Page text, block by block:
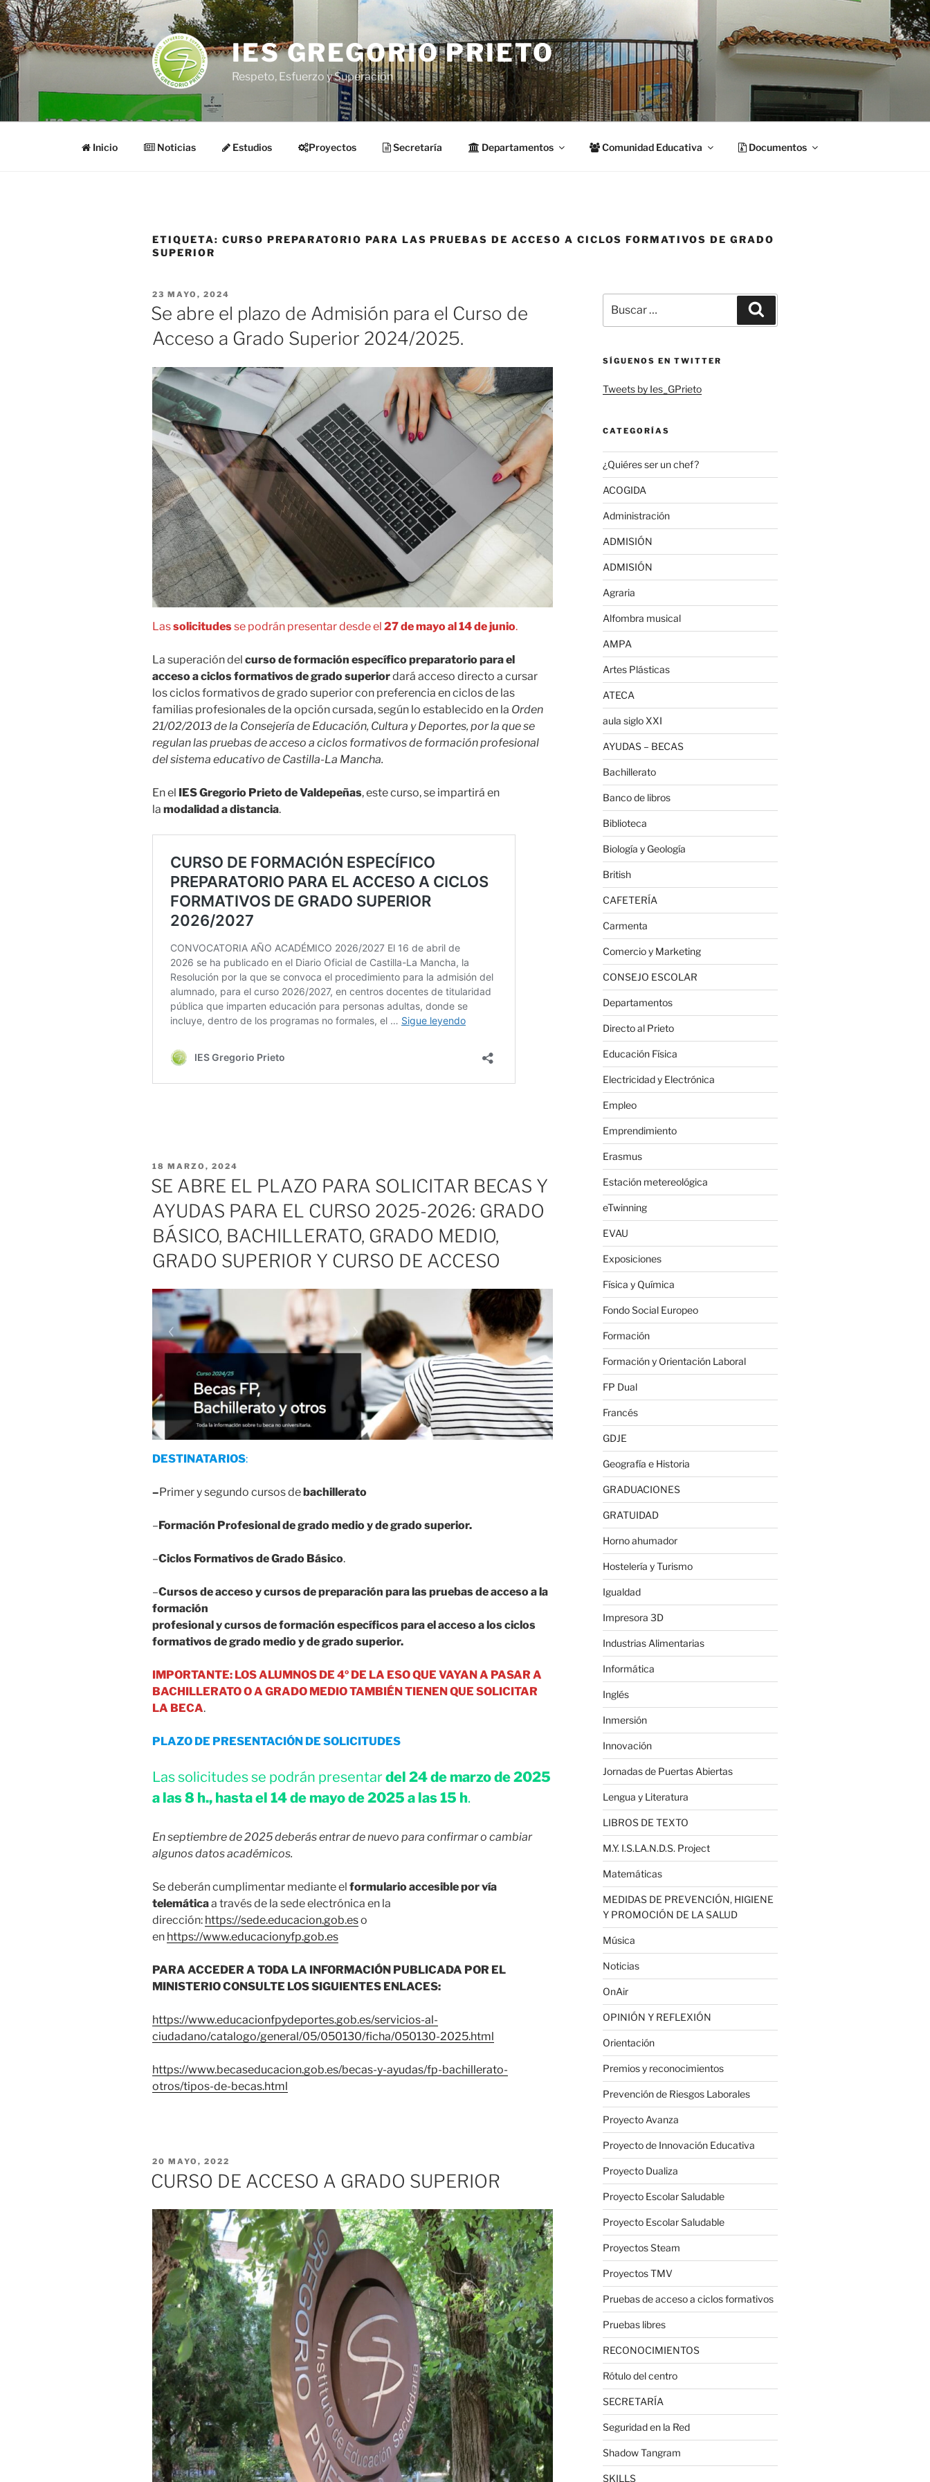
Saltar
al
contenido
IES GREGORIO PRIETO
Respeto, Esfuerzo y Superación
Inicio Noticias Estudios Proyectos Secretaría Departamentos Comunidad Educativa Documentos
ETIQUETA: CURSO PREPARATORIO PARA LAS PRUEBAS DE ACCESO A CICLOS FORMATIVOS DE GRADO
SUPERIOR
PUBLICADO
EL
23 MAYO, 2024
Se abre el plazo de Admisión para el Curso de
Acceso a Grado Superior 2024/2025.
Lassolicitudesse podrán presentar desde el 27 de mayo al 14 de junio.
La superación del curso de formación específico preparatorio para el
acceso a ciclos formativos de grado superiordará acceso directo a cursar
los ciclos formativos de grado superior con preferencia en ciclos de las
familias profesionales de la opción cursada, según lo establecido en la Orden
21/02/2013 de la Consejería de Educación, Cultura y Deportes, por la que se
regulan las pruebas de acceso a ciclos formativos de formación profesional
del sistema educativo de Castilla-La Mancha.
En el IES Gregorio Prieto de Valdepeñas, este curso, se impartirá en
la modalidad a distancia.
PUBLICADO
EL
18 MARZO, 2024
SE ABRE EL PLAZO PARA SOLICITAR BECAS Y
AYUDAS PARA EL CURSO 2025-2026: GRADO
BÁSICO, BACHILLERATO, GRADO MEDIO,
GRADO SUPERIOR Y CURSO DE ACCESO
DESTINATARIOS:
–Primer y segundo cursos debachillerato
–Formación Profesional de grado medio y de grado superior.
–Ciclos Formativos de Grado Básico.
–Cursos de acceso y cursos de preparación para las pruebas de acceso a la
formación
profesional y cursos de formación específicos para el acceso a los ciclos
formativos de grado medio y de grado superior.
IMPORTANTE: LOS ALUMNOS DE 4º DE LA ESO QUE VAYAN A PASAR A
BACHILLERATO O A GRADO MEDIO TAMBIÉN TIENEN QUE SOLICITAR
LA BECA.
PLAZO DE PRESENTACIÓN DE SOLICITUDES
Las solicitudes se podrán presentardel 24 de marzo de 2025
a las 8 h., hasta el 14 de mayo de 2025 a las 15 h.
En septiembre de 2025 deberás entrar de nuevo para confirmar o cambiar
algunos datos académicos.
Se deberán cumplimentar mediante el formulario accesible por vía
telemáticaa través de la sede electrónica en la
dirección: https://sede.educacion.gob.eso
en https://www.educacionyfp.gob.es
PARA ACCEDER A TODA LA INFORMACIÓN PUBLICADA POR EL
MINISTERIO CONSULTE LOS SIGUIENTES ENLACES:
https://www.educacionfpydeportes.gob.es/servicios-al-
ciudadano/catalogo/general/05/050130/ficha/050130-2025.html
https://www.becaseducacion.gob.es/becas-y-ayudas/fp-bachillerato-
otros/tipos-de-becas.html
PUBLICADO
EL
20 MAYO, 2022
CURSO DE ACCESO A GRADO SUPERIOR
por:
SÍGUENOS EN TWITTER
Tweets by Ies_GPrieto
CATEGORÍAS
¿Quiéres ser un chef?
ACOGIDA
Administración
ADMISIÓN
ADMISIÓN
Agraria
Alfombra musical
AMPA
Artes Plásticas
ATECA
aula siglo XXI
AYUDAS – BECAS
Bachillerato
Banco de libros
Biblioteca
Biología y Geología
British
CAFETERÍA
Carmenta
Comercio y Marketing
CONSEJO ESCOLAR
Departamentos
Directo al Prieto
Educación Física
Electricidad y Electrónica
Empleo
Emprendimiento
Erasmus
Estación metereológica
eTwinning
EVAU
Exposiciones
Física y Química
Fondo Social Europeo
Formación
Formación y Orientación Laboral
FP Dual
Francés
GDJE
Geografía e Historia
GRADUACIONES
GRATUIDAD
Horno ahumador
Hostelería y Turismo
Igualdad
Impresora 3D
Industrias Alimentarias
Informática
Inglés
Inmersión
Innovación
Jornadas de Puertas Abiertas
Lengua y Literatura
LIBROS DE TEXTO
M.Y. I.S.LA.N.D.S. Project
Matemáticas
MEDIDAS DE PREVENCIÓN, HIGIENE
Y PROMOCIÓN DE LA SALUD
Música
Noticias
OnAir
OPINIÓN Y REFLEXIÓN
Orientación
Premios y reconocimientos
Prevención de Riesgos Laborales
Proyecto Avanza
Proyecto de Innovación Educativa
Proyecto Dualiza
Proyecto Escolar Saludable
Proyecto Escolar Saludable
Proyectos Steam
Proyectos TMV
Pruebas de acceso a ciclos formativos
Pruebas libres
RECONOCIMIENTOS
Rótulo del centro
SECRETARÍA
Seguridad en la Red
Shadow Tangram
SKILLS